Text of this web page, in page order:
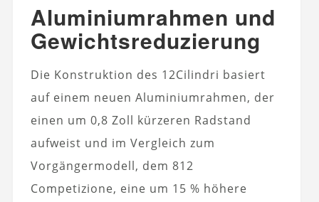
Aluminiumrahmen und
Gewichtsreduzierung
Die Konstruktion des 12Cilindri basiert
auf einem neuen Aluminiumrahmen, der
einen um 0,8 Zoll kürzeren Radstand
aufweist und im Vergleich zum
Vorgängermodell, dem 812
Competizione, eine um 15 % höhere